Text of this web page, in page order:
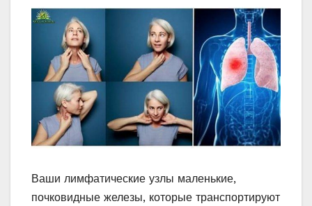
Ваши лимфатические узлы маленькие,
почковидные железы, которые транспортируют